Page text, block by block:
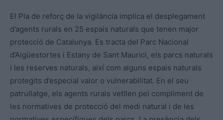
El Pla de reforç de la vigilància implica el desplegament
d’agents rurals en 25 espais naturals que tenen major
protecció de Catalunya. Es tracta del Parc Nacional
d’Aigüestortes i Estany de Sant Maurici, els parcs naturals
i les reserves naturals, així com alguns espais naturals
protegits d’especial valor o vulnerabilitat. En el seu
patrullatge, els agents rurals vetllen pel compliment de
les normatives de protecció del medi natural i de les